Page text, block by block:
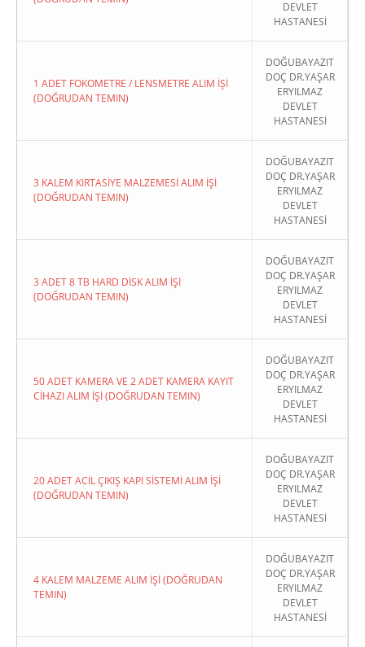
DEVLET
HASTANESİ
1 ADET FOKOMETRE / LENSMETRE ALIM İŞİ
(DOĞRUDAN TEMIN)
DOĞUBAYAZIT
DOÇ DR.YAŞAR
ERYILMAZ
DEVLET
HASTANESİ
3 KALEM KIRTASİYE MALZEMESİ ALIM İŞİ
(DOĞRUDAN TEMIN)
DOĞUBAYAZIT
DOÇ DR.YAŞAR
ERYILMAZ
DEVLET
HASTANESİ
3 ADET 8 TB HARD DİSK ALIM İŞİ
(DOĞRUDAN TEMIN)
DOĞUBAYAZIT
DOÇ DR.YAŞAR
ERYILMAZ
DEVLET
HASTANESİ
50 ADET KAMERA VE 2 ADET KAMERA KAYIT
CİHAZI ALIM İŞİ (DOĞRUDAN TEMIN)
DOĞUBAYAZIT
DOÇ DR.YAŞAR
ERYILMAZ
DEVLET
HASTANESİ
20 ADET ACİL ÇIKIŞ KAPI SİSTEMİ ALIM İŞİ
(DOĞRUDAN TEMIN)
DOĞUBAYAZIT
DOÇ DR.YAŞAR
ERYILMAZ
DEVLET
HASTANESİ
4 KALEM MALZEME ALIM İŞİ (DOĞRUDAN
TEMIN)
DOĞUBAYAZIT
DOÇ DR.YAŞAR
ERYILMAZ
DEVLET
HASTANESİ